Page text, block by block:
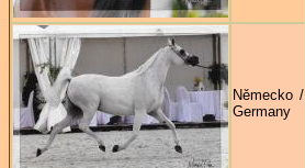
Německo /
Germany